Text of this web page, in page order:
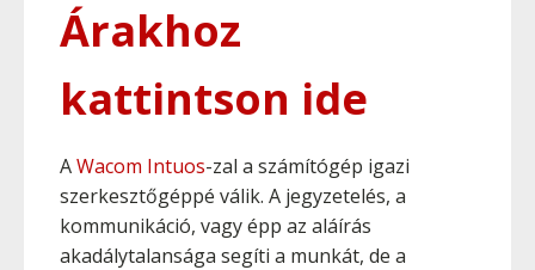
Árakhoz
kattintson ide
AWacom Intuos-zal a számítógép igazi
szerkesztőgéppé válik. A jegyzetelés, a
kommunikáció, vagy épp az aláírás
akadálytalansága segíti a munkát, de a